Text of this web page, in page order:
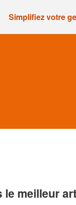
Simplifiez votre
meilleur